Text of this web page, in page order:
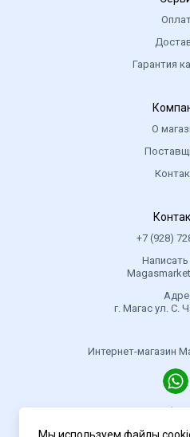
Гарантия
О
+7 (928)
Написать
г. Магас ул. С.
Интернет-магазин
Политика